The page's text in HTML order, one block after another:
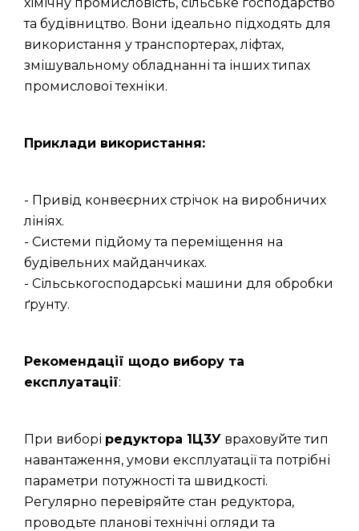
та будівництво. Вони ідеально підходять для
використання у транспортерах, ліфтах,
змішувальному обладнанні та інших типах
промислової техніки.
Приклади використання:
- Привід конвеєрних стрічок на виробничих
лініях.
- Системи підйому та переміщення на
будівельних майданчиках.
- Сільськогосподарські машини для обробки
ґрунту.
Рекомендації щодо вибору та
експлуатації:
При виборі редуктора 1Ц3У враховуйте тип
навантаження, умови експлуатації та потрібні
параметри потужності та швидкості.
Регулярно перевіряйте стан редуктора,
проводьте планові технічні огляди та